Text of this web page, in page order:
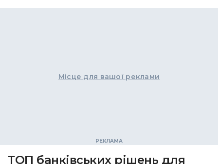
Місце для вашої реклами
ТОП банківських рішень для